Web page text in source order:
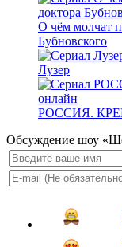
О чём молчат
Бубновского
Лузер
РОССИЯ.
Обсуждение шоу